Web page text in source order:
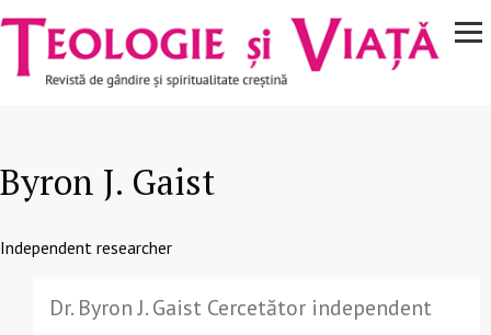
Mergi la conţinutul principal
Navigare
principală
Byron J. Gaist
Independent researcher
Dr. Byron J. Gaist Cercetător independent